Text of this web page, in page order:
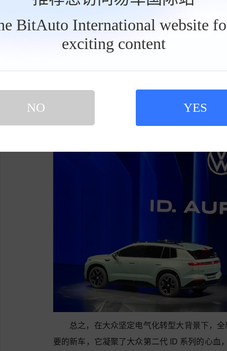
BitAuto International website
exciting content
NO YES
电续航将超过 600 公里（高配预计达到 700 公
10 分钟可以补能 300 公里，不过我们预计高
然为 400V 架构。
辅助能力。激光雷达版将搭载高阶驾驶辅助能
总之，在大众坚定电气化转型大背景下，
要的新车，它凝聚了大众第二代 ID 系列的心血